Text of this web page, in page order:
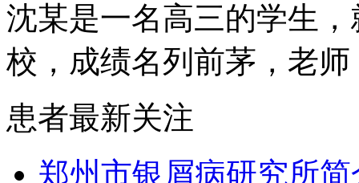
沈某是一名高三的学生
校，成绩名列前茅，老师
患者最新关注
郑州市银屑病研究所简